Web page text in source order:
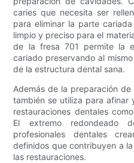
caries que necesita ser
para eliminar la parte
limpio y preciso para el
de la fresa 701 permite la
cariado preservando al
de la estructura dental sana.
Además de la preparación
también se utiliza para afinar
restauraciones dentales
El extremo
profesionales dentales
definidos que contribuyen a
las restauraciones.